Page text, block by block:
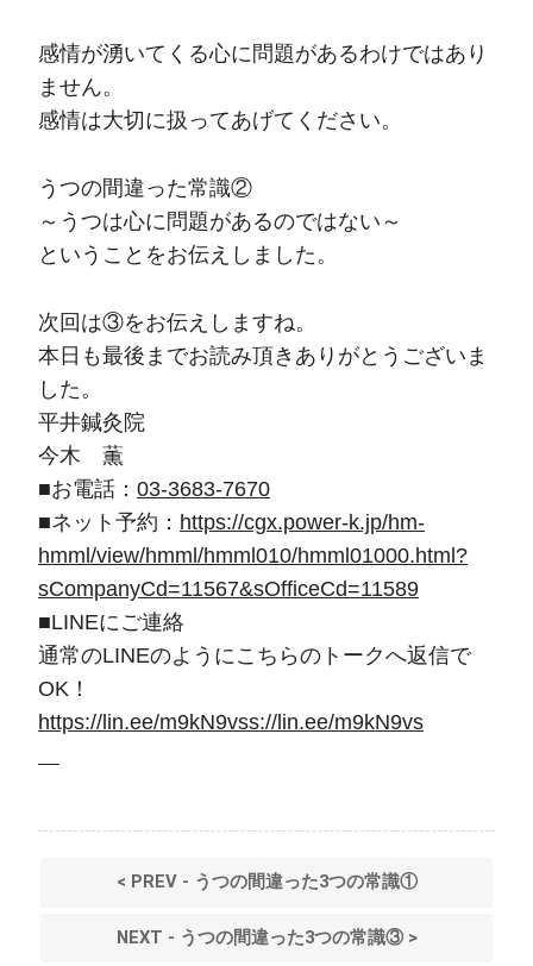
感情が湧いてくる心に問題があるわけではあり
ません。
感情は大切に扱ってあげてください。
うつの間違った常識②
～うつは心に問題があるのではない～
ということをお伝えしました。
次回は③をお伝えしますね。
本日も最後までお読み頂きありがとうございま
した。
平井鍼灸院
今木 薫
■お電話： 03-3683-7670
■ネット予約： https://cgx.power-k.jp/hm-
hmml/view/hmml/hmml010/hmml01000.html?
sCompanyCd=11567&sOfficeCd=11589
■LINEにご連絡
通常のLINEのようにこちらのトークへ返信で
OK！
https://lin.ee/m9kN9vss://lin.ee/m9kN9vs
< PREV - うつの間違った3つの常識①
NEXT - うつの間違った3つの常識③ >